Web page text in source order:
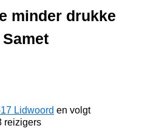
minder drukke
Lidwoord en volgt
reizigers